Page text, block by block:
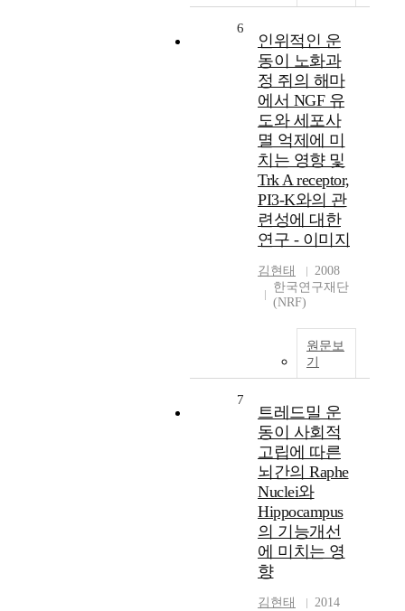
6
인위적인 운
동이 노화과
정 쥐의 해마
에서 NGF 유
도와 세포사
멸 억제에 미
치는 영향 및
Trk A receptor,
PI3-K와의 관
련성에 대한
연구 - 이미지
김현태
2008
한국연구재단
(NRF)
원문보
기
7
트레드밀 운
동이 사회적
고립에 따른
뇌간의 Raphe
Nuclei와
Hippocampus
의 기능개선
에 미치는 영
향
김현태
2014